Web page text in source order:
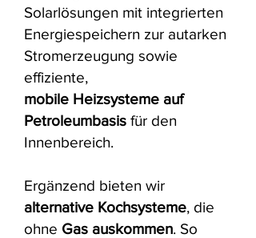
Solarlösungen mit integrierten
Energiespeichern zur autarken
Stromerzeugung sowie
effiziente,
mobile Heizsysteme auf
Petroleumbasis für den
Innenbereich.
Ergänzend bieten wir
alternative Kochsysteme, die
ohne Gas auskommen. So